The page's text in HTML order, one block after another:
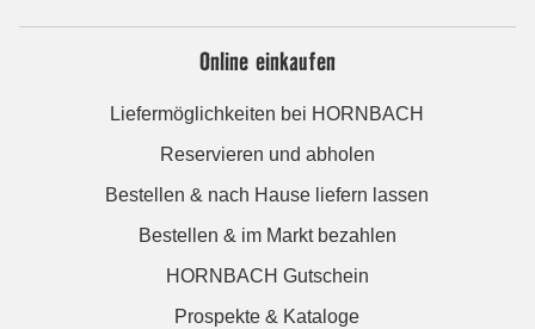
Online einkaufen
Liefermöglichkeiten bei HORNBACH
Reservieren und abholen
Bestellen & nach Hause liefern lassen
Bestellen & im Markt bezahlen
HORNBACH Gutschein
Prospekte & Kataloge